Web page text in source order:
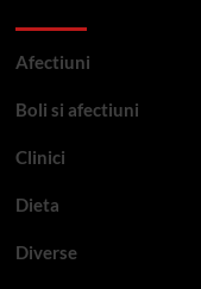
Afectiuni
Boli si afectiuni
Clinici
Dieta
Diverse